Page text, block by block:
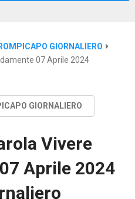
GIORNALIERO
07 Aprile 2024
GIORNALIERO
Vivere
Aprile 2024